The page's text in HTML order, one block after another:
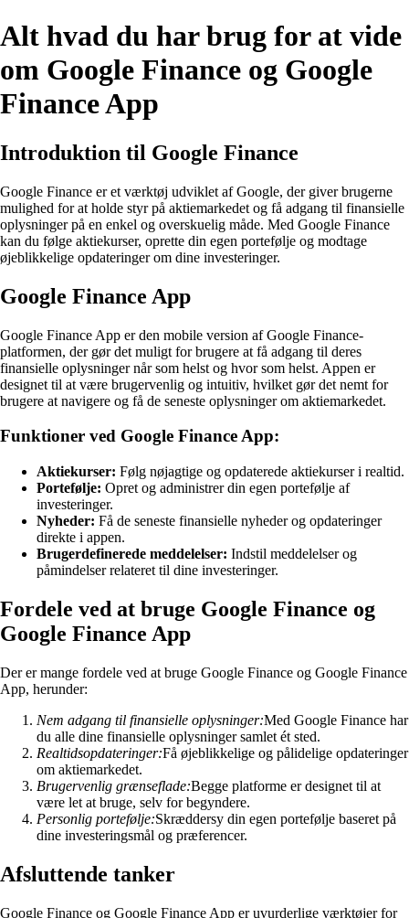
Alt hvad du har brug for at vide
om Google Finance og Google
Finance App
Introduktion til Google Finance
Google Finance er et værktøj udviklet af Google, der giver brugerne
mulighed for at holde styr på aktiemarkedet og få adgang til finansielle
oplysninger på en enkel og overskuelig måde. Med Google Finance
kan du følge aktiekurser, oprette din egen portefølje og modtage
øjeblikkelige opdateringer om dine investeringer.
Google Finance App
Google Finance App er den mobile version af Google Finance-
platformen, der gør det muligt for brugere at få adgang til deres
finansielle oplysninger når som helst og hvor som helst. Appen er
designet til at være brugervenlig og intuitiv, hvilket gør det nemt for
brugere at navigere og få de seneste oplysninger om aktiemarkedet.
Funktioner ved Google Finance App:
Aktiekurser: Følg nøjagtige og opdaterede aktiekurser i realtid.
Portefølje: Opret og administrer din egen portefølje af
investeringer.
Nyheder: Få de seneste finansielle nyheder og opdateringer
direkte i appen.
Brugerdefinerede meddelelser: Indstil meddelelser og
påmindelser relateret til dine investeringer.
Fordele ved at bruge Google Finance og
Google Finance App
Der er mange fordele ved at bruge Google Finance og Google Finance
App, herunder:
Nem adgang til finansielle oplysninger:Med Google Finance har
du alle dine finansielle oplysninger samlet ét sted.
Realtidsopdateringer:Få øjeblikkelige og pålidelige opdateringer
om aktiemarkedet.
Brugervenlig grænseflade:Begge platforme er designet til at
være let at bruge, selv for begyndere.
Personlig portefølje:Skræddersy din egen portefølje baseret på
dine investeringsmål og præferencer.
Afsluttende tanker
Google Finance og Google Finance App er uvurderlige værktøjer for